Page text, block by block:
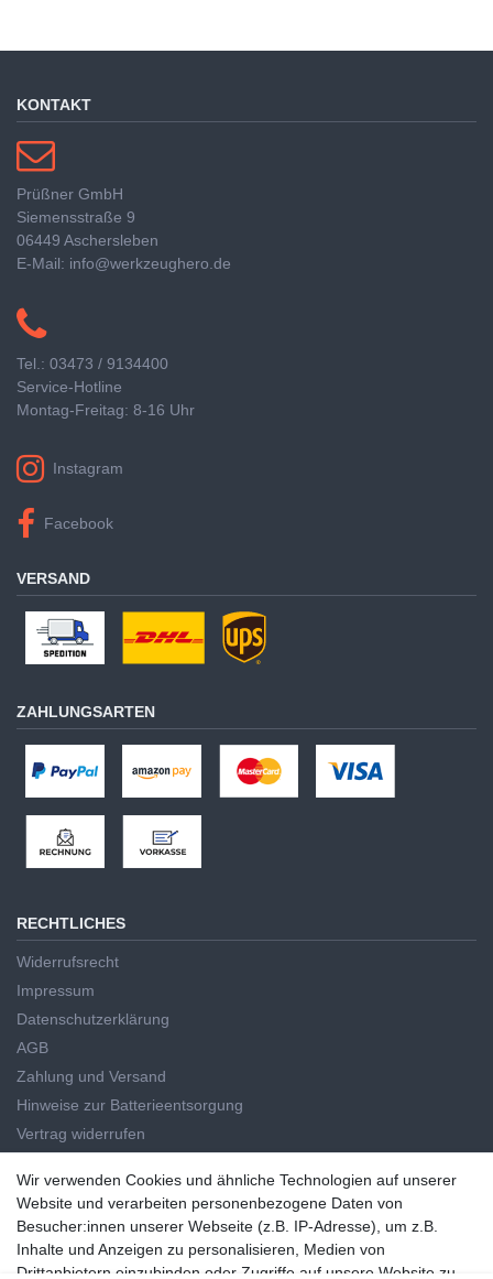
Wir verwenden Cookies und ähnliche Technologien auf unserer
Website und verarbeiten personenbezogene Daten von
Besucher:innen unserer Webseite (z.B. IP-Adresse), um z.B. Inhalte
und Anzeigen zu personalisieren, Medien von Drittanbietern
KONTAKT
Prüßner GmbH
Siemensstraße 9
06449 Aschersleben
E-Mail: info@werkzeughero.de
Tel.: 03473 / 9134400
Service-Hotline
Montag-Freitag: 8-16 Uhr
Instagram
Facebook
VERSAND
ZAHLUNGSARTEN
RECHTLICHES
Widerrufsrecht
Impressum
Datenschutzerklärung
AGB
Zahlung und Versand
Hinweise zur Batterieentsorgung
Vertrag widerrufen
HAUPTKATEGORIEN
Handwerkzeug
Elektrowerkzeug
Haus und Garten
Wir verwenden Cookies und ähnliche Technologien auf unserer
Website und verarbeiten personenbezogene Daten von
Besucher:innen unserer Webseite (z.B. IP-Adresse), um z.B.
Inhalte und Anzeigen zu personalisieren, Medien von
Drittanbietern einzubinden oder Zugriffe auf unsere Website zu